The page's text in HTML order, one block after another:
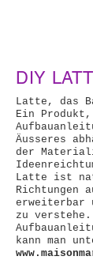
DIY
Latte, das
Ein
Äusseres
der
Latte ist
Richtungen
erweiterbar
zu
kann man